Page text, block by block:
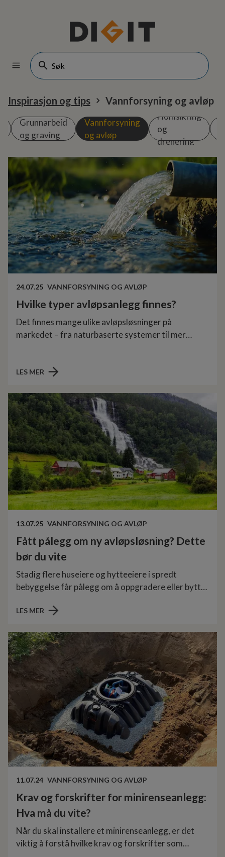
Inspirasjon og tips Vannforsyning og avløp
Grunnarbeid
og graving
Vannforsyning
og avløp
Flomsikring
og
drenering
24.07.25 VANNFORSYNING OG AVLØP
Hvilke typer avløpsanlegg finnes?
Det finnes mange ulike avløpsløsninger på
markedet – fra naturbaserte systemer til mer
minirenseanlegg og slamavskiller med infiltrasjon.
fremtidige miljøkrav.
LES MER
13.07.25 VANNFORSYNING OG AVLØP
Fått pålegg om ny avløpsløsning? Dette
bør du vite
Stadig flere huseiere og hytteeiere i spredt
bebyggelse får pålegg om å oppgradere eller bytte
septiktank eller ikke tilfredsstiller dagens krav, er
kan hjelpe deg videre.
LES MER
11.07.24 VANNFORSYNING OG AVLØP
Krav og forskrifter for minirenseanlegg:
Hva må du vite?
Når du skal installere et minirenseanlegg, er det
viktig å forstå hvilke krav og forskrifter som